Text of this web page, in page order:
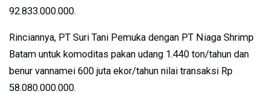
92.833.000.000.
Rinciannya, PT Suri Tani Pemuka dengan PT Niaga Shrimp
Batam untuk komoditas pakan udang 1.440 ton/tahun dan
benur vannamei 600 juta ekor/tahun nilai transaksi Rp
58.080.000.000.